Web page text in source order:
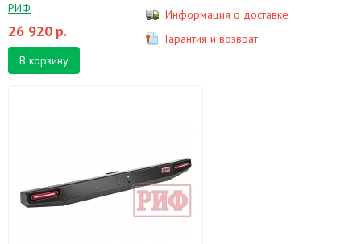
РИФ
26 920 р.
В корзину
Информация о доставке
Гарантия и возврат